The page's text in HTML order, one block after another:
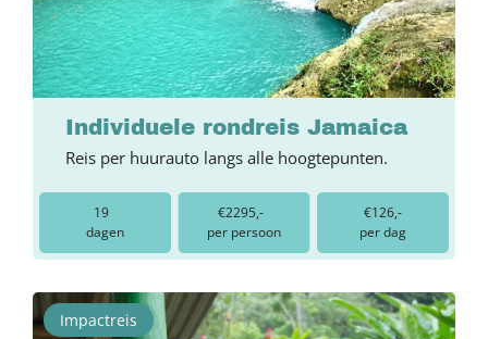
Individuele rondreis Jamaica
Reis per huurauto langs alle hoogtepunten.
19
dagen
€2295,-
per persoon
€126,-
per dag
Impactreis